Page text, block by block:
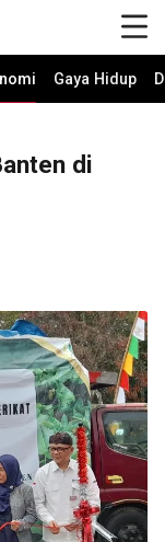
Gaya Hidup
di